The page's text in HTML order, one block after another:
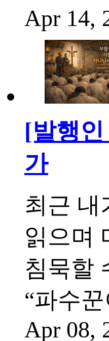
Apr 14,
[발행
가
최근 내
읽으며
침묵할
“파수
Apr 08,